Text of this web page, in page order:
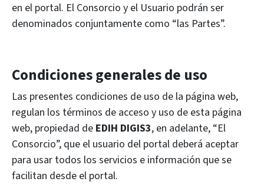
en el portal. El Consorcio y el Usuario podrán ser
denominados conjuntamente como “las Partes”.
Condiciones generales de uso
Las presentes condiciones de uso de la página web,
regulan los términos de acceso y uso de esta página
web, propiedad de EDIH DIGIS3, en adelante, “El
Consorcio”, que el usuario del portal deberá aceptar
para usar todos los servicios e información que se
facilitan desde el portal.